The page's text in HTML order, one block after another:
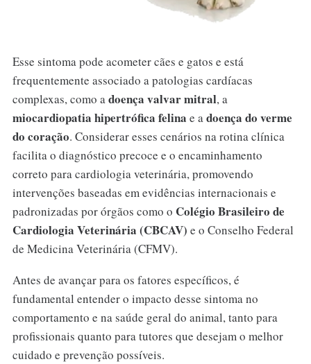
Esse sintoma pode acometer cães e gatos e está
frequentemente associado a patologias cardíacas
complexas, como adoença valvar mitral, a
miocardiopatia hipertrófica felina e adoença do verme
do coração. Considerar esses cenários na rotina clínica
facilita o diagnóstico precoce e o encaminhamento
correto para cardiologia veterinária, promovendo
intervenções baseadas em evidências internacionais e
padronizadas por órgãos como o Colégio Brasileiro de
Cardiologia Veterinária (CBCAV) e o Conselho Federal
de Medicina Veterinária (CFMV).
Antes de avançar para os fatores específicos, é
fundamental entender o impacto desse sintoma no
comportamento e na saúde geral do animal, tanto para
profissionais quanto para tutores que desejam o melhor
cuidado e prevenção possíveis.